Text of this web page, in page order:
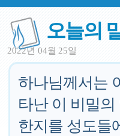
오늘의
2022년 04월 25일
하나님께서는
타난 이 비밀
한지를 성도들